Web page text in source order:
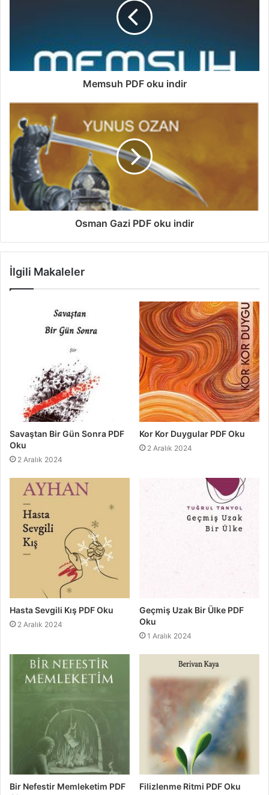
Memsuh PDF oku indir
Osman Gazi PDF oku indir
İlgili Makaleler
Savaştan Bir Gün Sonra PDF
Oku
2 Aralık 2024
Kor Kor Duygular PDF Oku
2 Aralık 2024
Hasta Sevgili Kış PDF Oku
2 Aralık 2024
Geçmiş Uzak Bir Ülke PDF
Oku
1 Aralık 2024
Bir Nefestir Memleketim PDF
Filizlenme Ritmi PDF Oku